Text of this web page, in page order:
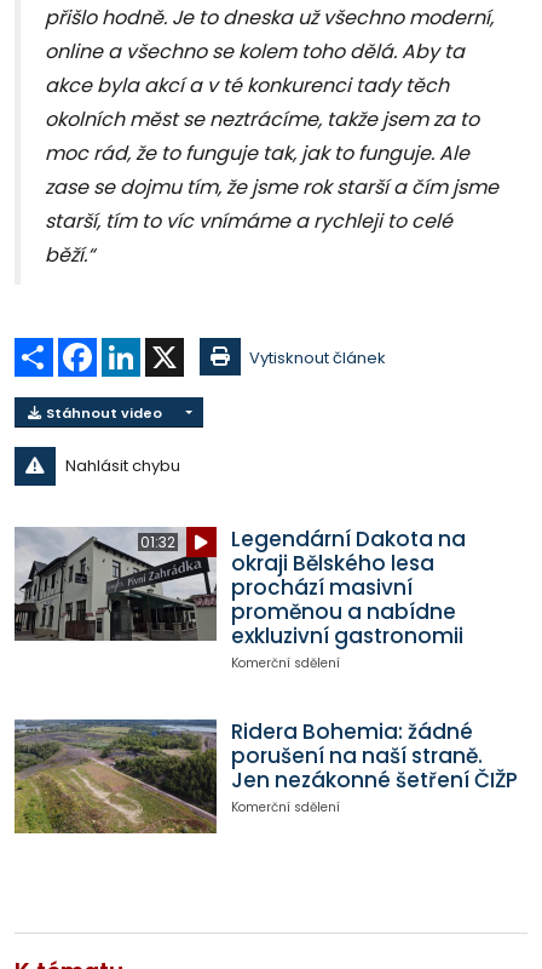
přišlo hodně. Je to dneska už všechno moderní,
online a všechno se kolem toho dělá. Aby ta
akce byla akcí a v té konkurenci tady těch
okolních měst se neztrácíme, takže jsem za to
moc rád, že to funguje tak, jak to funguje. Ale
zase se dojmu tím, že jsme rok starší a čím jsme
starší, tím to víc vnímáme a rychleji to celé
běží.“
Sdílet Facebook
LinkedIn Vytisknout článek
Stáhnout video
Nahlásit chybu
01:32
Legendární Dakota na
okraji Bělského lesa
prochází masivní
proměnou a nabídne
exkluzivní gastronomii
Komerční sdělení
Ridera Bohemia: žádné
porušení na naší straně.
Jen nezákonné šetření ČIŽP
Komerční sdělení